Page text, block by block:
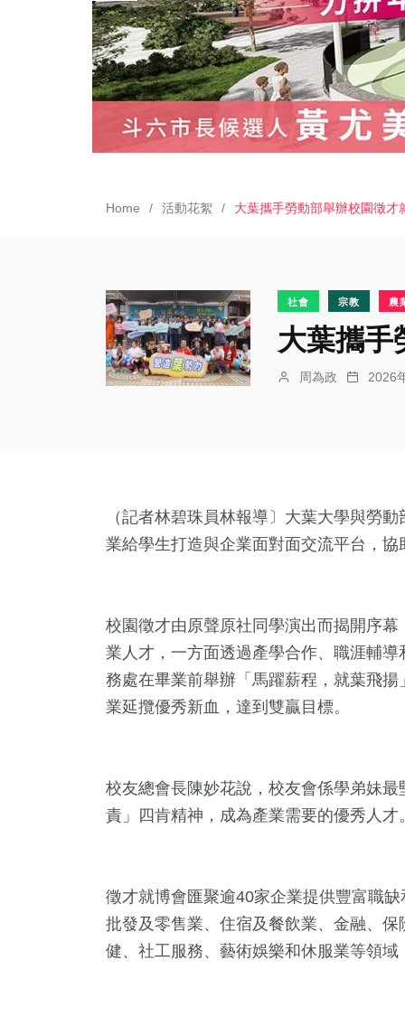
Home 活動花絮 大葉攜手勞動部舉辦校園徵才
社會 宗教 農
大葉攜手
周為政 2026
（記者林碧珠員林報導〕大葉大學與勞
業給學生打造與企業面對面交流平台，協
校園徵才由原聲原社同學演出而揭開序
業人才，一方面透過產學合作、職涯輔
務處在畢業前舉辦「馬躍薪程，就葉飛
業延攬優秀新血，達到雙贏目標。
校友總會長陳妙花說，校友會係學弟妹
責」四肯精神，成為產業需要的優秀人才
徵才就博會匯聚逾40家企業提供豐富職
批發及零售業、住宿及餐飲業、金融、
健、社工服務、藝術娛樂和休服業等領